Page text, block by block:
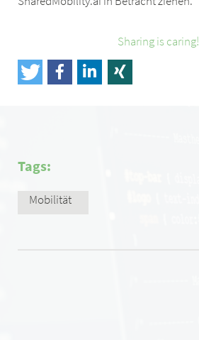
Sharing is caring!
Tags:
Mobilität